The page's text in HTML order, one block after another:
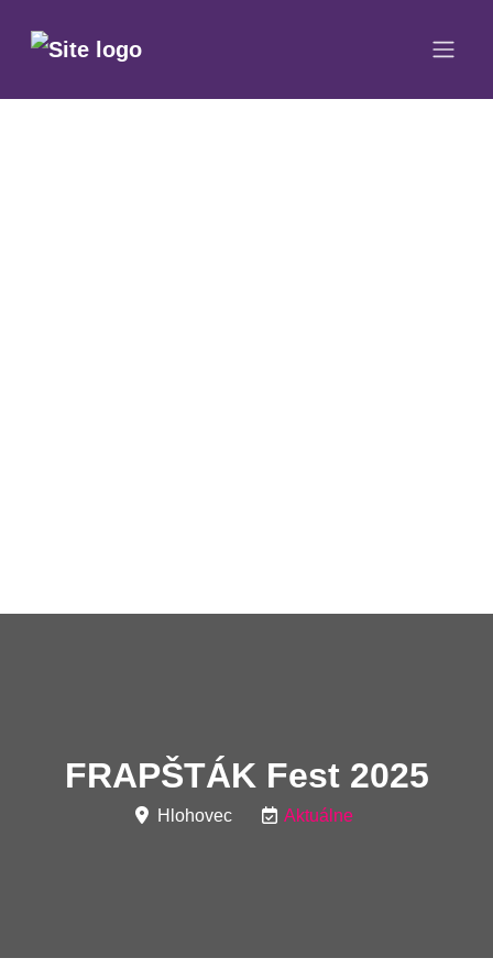
FRAPŠTÁK Fest 2025
Hlohovec Aktuálne